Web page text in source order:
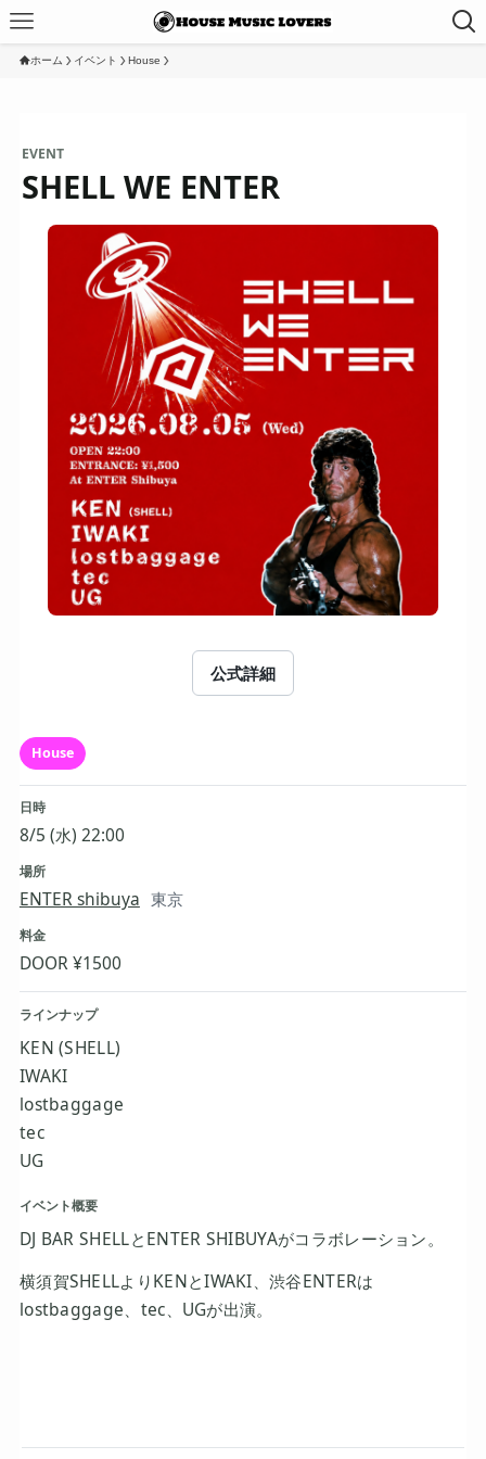
ホーム イベント House
EVENT
SHELL WE ENTER
公式詳細
House
日時
8/5 (水) 22:00
場所
ENTER shibuya 東京
料金
DOOR ¥1500
ラインナップ
KEN (SHELL)
IWAKI
lostbaggage
tec
UG
イベント概要
DJ BAR SHELLとENTER SHIBUYAがコラボレーション。
横須賀SHELLよりKENとIWAKI、渋谷ENTERは
lostbaggage、tec、UGが出演。